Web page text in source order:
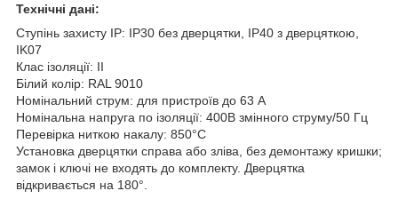
Технічні дані:
Ступінь захисту IP: IP30 без дверцятки, IP40 з дверцяткою,
IK07
Клас ізоляції: II
Білий колір: RAL 9010
Номінальний струм: для пристроїв до 63 А
Номінальна напруга по ізоляції: 400В змінного струму/50 Гц
Перевірка ниткою накалу: 850°C
Установка дверцятки справа або зліва, без демонтажу кришки;
замок і ключі не входять до комплекту. Дверцятка
відкривається на 180°.